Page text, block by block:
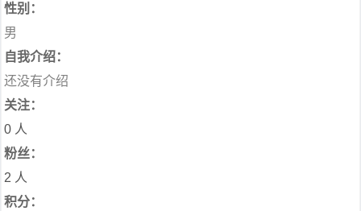
性别：
男
自我介绍：
还没有介绍
关注：
0 人
粉丝：
2 人
积分：